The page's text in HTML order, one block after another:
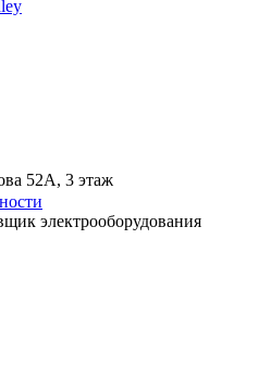
52А, 3 этаж
электрооборудования